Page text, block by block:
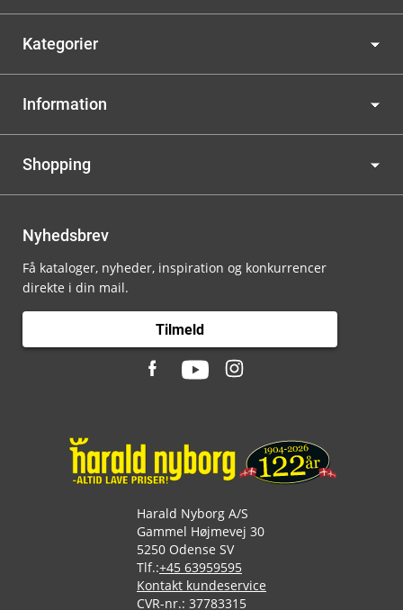
Kategorier
Information
Shopping
Nyhedsbrev
Få kataloger, nyheder, inspiration og konkurrencer
direkte i din mail.
Tilmeld
Harald Nyborg A/S
Gammel Højmevej 30
5250 Odense SV
Tlf.:+45 63959595
Kontakt kundeservice
CVR-nr.: 37783315